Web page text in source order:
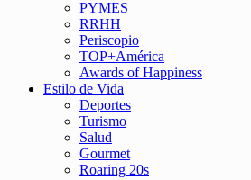
PYMES
RRHH
Periscopio
TOP+América
Awards of Happiness
Estilo de Vida
Deportes
Turismo
Salud
Gourmet
Roaring 20s